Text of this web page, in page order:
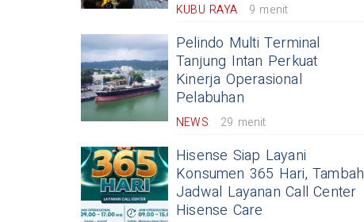
KUBU RAYA 9 menit
Pelindo Multi Terminal
Tanjung Intan Perkuat
Kinerja Operasional
Pelabuhan
NEWS 29 menit
Hisense Siap Layani
Konsumen 365 Hari, Tambah
Jadwal Layanan Call Center
Hisense Care